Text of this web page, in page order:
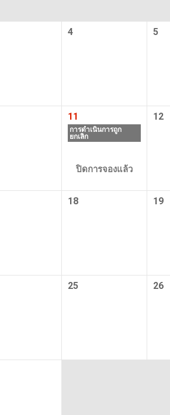
4 5
11
การดำเนินการถูก
ยกเลิก
ปิดการจองแล้ว
12
18 19
25 26
ตั้งแต่ 2 ท่านขึ้นไป
ไป
ห้องอาบน้ำสาธารณะ มีห้องอาบน้
อ่างอาบน้ำแบบเปิดโล่ง โรงแรมมีห้อ
ทัวร์นี้รวมก
มรดกโลก
ทัวร์นี้ได้รับ
และธรรมช